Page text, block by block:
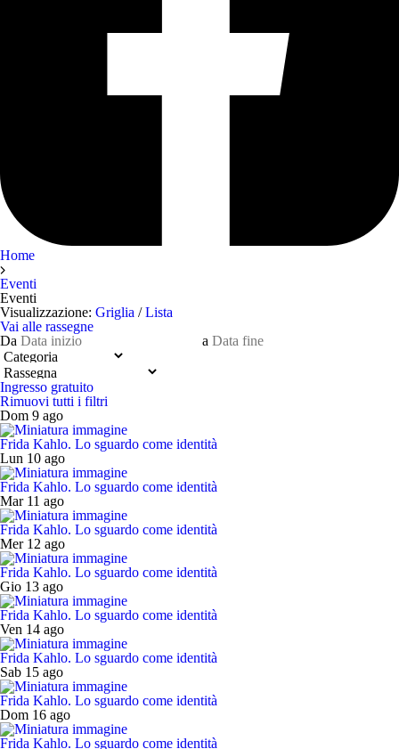
Home
Eventi
Eventi
Visualizzazione: Griglia / Lista
Vai alle rassegne
Da
a
Ingresso gratuito
Rimuovi tutti i filtri
Dom 9 ago
Frida Kahlo. Lo sguardo come identità
Lun 10 ago
Frida Kahlo. Lo sguardo come identità
Mar 11 ago
Frida Kahlo. Lo sguardo come identità
Mer 12 ago
Frida Kahlo. Lo sguardo come identità
Gio 13 ago
Frida Kahlo. Lo sguardo come identità
Ven 14 ago
Frida Kahlo. Lo sguardo come identità
Sab 15 ago
Frida Kahlo. Lo sguardo come identità
Dom 16 ago
Frida Kahlo. Lo sguardo come identità